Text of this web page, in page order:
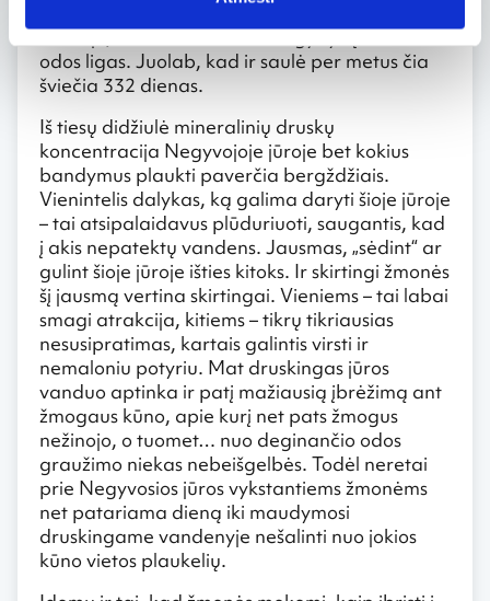
rankoje, bet ir tikėdamiesi išsigydyti įvairias
odos ligas. Juolab, kad ir saulė per metus čia
šviečia 332 dienas.
Iš tiesų didžiulė mineralinių druskų
koncentracija Negyvojoje jūroje bet kokius
bandymus plaukti paverčia bergždžiais.
Vienintelis dalykas, ką galima daryti šioje jūroje
– tai atsipalaidavus plūduriuoti, saugantis, kad
į akis nepatektų vandens. Jausmas, „sėdint“ ar
gulint šioje jūroje išties kitoks. Ir skirtingi žmonės
šį jausmą vertina skirtingai. Vieniems – tai labai
smagi atrakcija, kitiems – tikrų tikriausias
nesusipratimas, kartais galintis virsti ir
nemaloniu potyriu. Mat druskingas jūros
vanduo aptinka ir patį mažiausią įbrėžimą ant
žmogaus kūno, apie kurį net pats žmogus
nežinojo, o tuomet… nuo deginančio odos
graužimo niekas nebeišgelbės. Todėl neretai
prie Negyvosios jūros vykstantiems žmonėms
net patariama dieną iki maudymosi
druskingame vandenyje nešalinti nuo jokios
kūno vietos plaukelių.